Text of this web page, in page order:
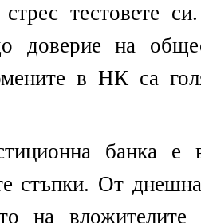
стрес тестовете
доверие на
в НК са
банка е
стъпки. От
на